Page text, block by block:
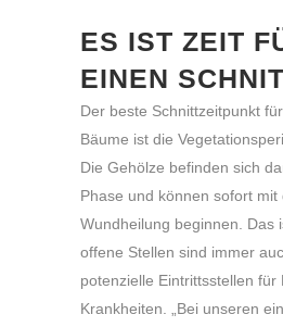
ES IST ZEIT
EINEN
Der beste Schnittzeitpunkt
Bäume ist die
Die Gehölze befinden sich
Phase und können sofort mit
Wundheilung beginnen. Das
offene Stellen sind immer
potenzielle Eintrittsstellen für
Krankheiten. „Bei unseren